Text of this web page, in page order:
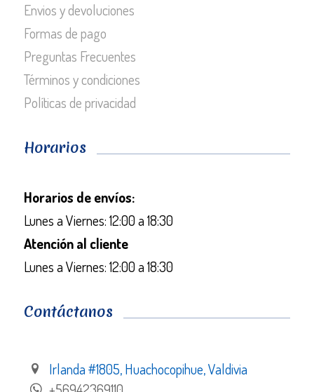
Envios y devoluciones
Formas de pago
Preguntas Frecuentes
Términos y condiciones
Políticas de privacidad
Horarios
Horarios de envíos:
Lunes a Viernes: 12:00 a 18:30
Atención al cliente
Lunes a Viernes: 12:00 a 18:30
Contáctanos
Irlanda #1805, Huachocopihue, Valdivia